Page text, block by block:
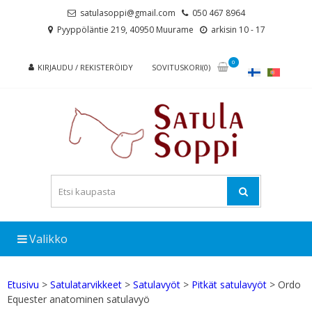
satulasoppi@gmail.com
050 467 8964
Pyyppöläntie 219, 40950 Muurame
arkisin 10 - 17
KIRJAUDU / REKISTERÖIDY SOVITUSKORI(0)
0
Valikko
Etusivu > Satulatarvikkeet > Satulavyöt > Pitkät satulavyöt > Ordo
Equester anatominen satulavyö